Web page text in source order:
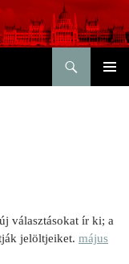
választásokat ír ki; a
jelöltjeiket. május